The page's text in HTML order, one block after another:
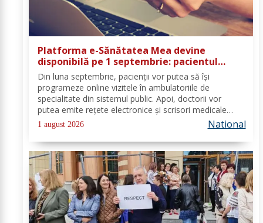
Platforma e-Sănătatea Mea devine
disponibilă pe 1 septembrie: pacientul
devine utilizator direct al sistemului
digital de sănătate
Din luna septembrie, pacienții vor putea să își
programeze online vizitele în ambulatoriile de
specialitate din sistemul public. Apoi, doctorii vor
putea emite rețete electronice și scrisori medicale
direct prin noua platformă. Se fac ultimele lucrări la
platforma „e-Sănătatea Mea" pentru aceste...
1 august 2026 National